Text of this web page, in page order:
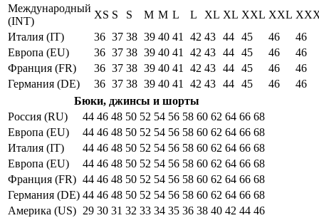
Международный
(INT)
XS S S M M L L XL XL XXL XXL
Италия (IT)
36 37 38 39 40 41 42 43 44 45 46
46
Европа (EU)
36 37 38 39 40 41 42 43 44 45 46
46
Франция (FR)
36 37 38 39 40 41 42 43 44 45 46
46
Германия (DE)
36 37 38 39 40 41 42 43 44 45 46
46
Бюки, джинсы и шорты
Россия (RU)
44 46 48 50 52 54 56 58 60 62 64 66 68
Европа (EU)
44 46 48 50 52 54 56 58 60 62 64 66 68
Италия (IT)
44 46 48 50 52 54 56 58 60 62 64 66 68
Европа (EU)
44 46 48 50 52 54 56 58 60 62 64 66 68
Франция (FR) 44 46 48 50 52 54 56 58 60 62 64 66 68
Германия (DE) 44 46 48 50 52 54 56 58 60 62 64 66 68
Америка (US) 29 30 31 32 33 34 35 36 38 40 42 44 46